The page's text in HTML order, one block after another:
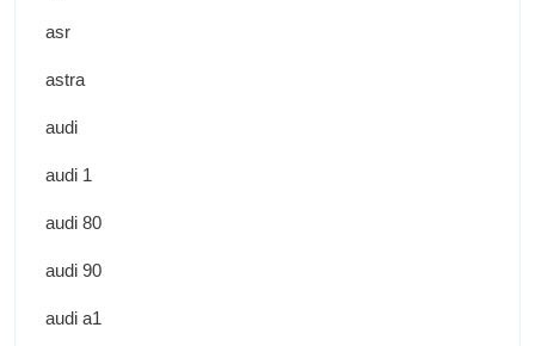
asr
astra
audi
audi 1
audi 80
audi 90
audi a1